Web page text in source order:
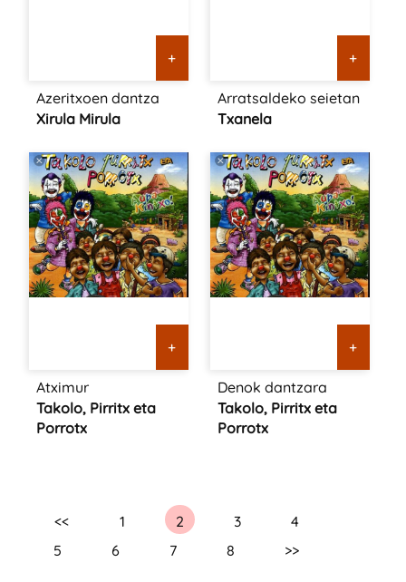
+
Azeritxoen dantza
Xirula Mirula
+
Arratsaldeko seietan
Txanela
+
Atximur
Takolo, Pirritx eta
Porrotx
+
Denok dantzara
Takolo, Pirritx eta
Porrotx
<< 1 2 3
4
5
6 7 8 >>